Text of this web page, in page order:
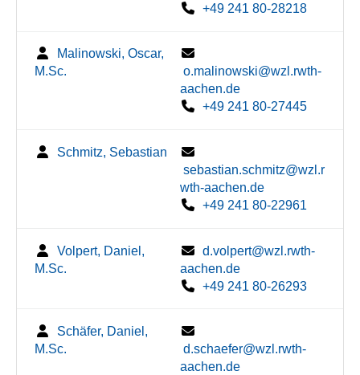
+49 241 80-28218
Malinowski, Oscar,
M.Sc.
o.malinowski@wzl.rwth-
aachen.de
+49 241 80-27445
Schmitz, Sebastian
sebastian.schmitz@wzl.r
wth-aachen.de
+49 241 80-22961
Volpert, Daniel,
M.Sc.
d.volpert@wzl.rwth-
aachen.de
+49 241 80-26293
Schäfer, Daniel,
M.Sc.
d.schaefer@wzl.rwth-
aachen.de